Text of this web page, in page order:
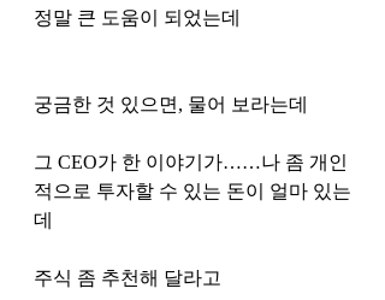
정말 큰 도움이 되었는데
궁금한 것 있으면, 물어 보라는데
그 CEO가 한 이야기가……나 좀 개인
적으로 투자할 수 있는 돈이 얼마 있는
데
주식 좀 추천해 달라고